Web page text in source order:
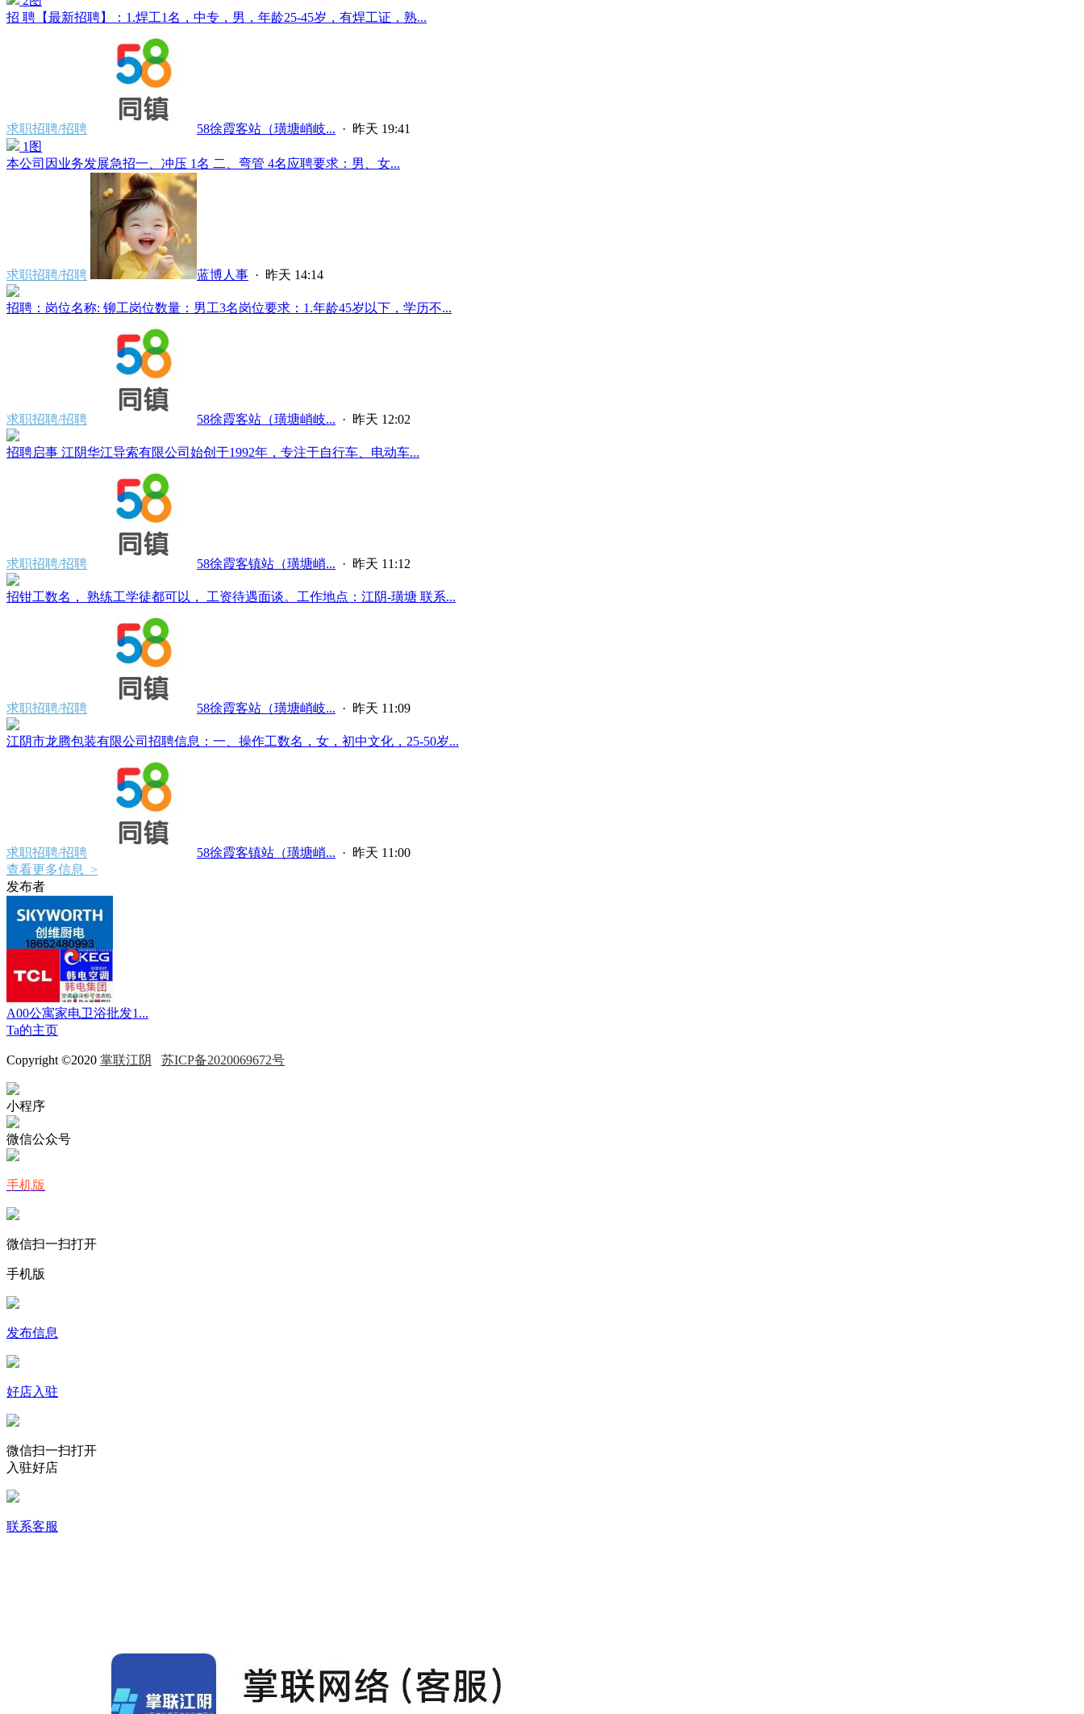
招 聘【最新招聘】：1.焊工1名，中专，男，年龄25-45岁，有焊工证，熟...
求职招聘/招聘 58徐霞客站（璜塘峭岐... · 昨天 19:41
1图
本公司因业务发展急招一、冲压 1名 二、弯管 4名应聘要求：男、女...
求职招聘/招聘 蓝博人事 · 昨天 14:14
招聘：岗位名称: 铆工岗位数量：男工3名岗位要求：1.年龄45岁以下，学历不...
求职招聘/招聘 58徐霞客站（璜塘峭岐... · 昨天 12:02
招聘启事 江阴华江导索有限公司始创于1992年，专注于自行车、电动车...
求职招聘/招聘 58徐霞客镇站（璜塘峭... · 昨天 11:12
招钳工数名， 熟练工学徒都可以， 工资待遇面谈。工作地点：江阴-璜塘 联系...
求职招聘/招聘 58徐霞客站（璜塘峭岐... · 昨天 11:09
江阴市龙腾包装有限公司招聘信息：一、操作工数名，女，初中文化，25-50岁...
求职招聘/招聘 58徐霞客镇站（璜塘峭... · 昨天 11:00
查看更多信息 >
发布者
A00公寓家电卫浴批发1...
Ta的主页
Copyright ©2020 掌联江阴 苏ICP备2020069672号
小程序
微信公众号
手机版
微信扫一扫打开
手机版
发布信息
好店入驻
微信扫一扫打开
入驻好店
联系客服